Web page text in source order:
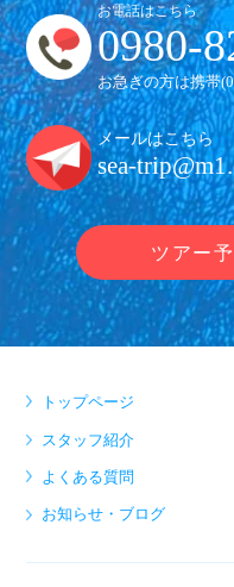
お電話はこちら
0980-
お急ぎの方は携帯(
メールはこちら
sea-
ツアー
トップページ
スタッフ紹介
よくある質問
お知らせ・ブログ